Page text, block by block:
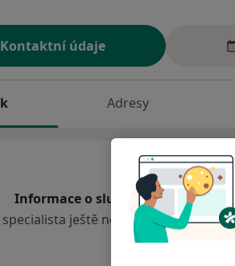
Kontaktní údaje
Adresy
Informace o službách a cenách
ještě nepřidával žádné